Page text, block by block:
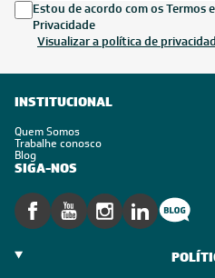
Estou de acordo com os Termos
Privacidade
Visualizar a política de
INSTITUCIONAL
Quem Somos
Trabalhe conosco
Blog
SIGA-NOS